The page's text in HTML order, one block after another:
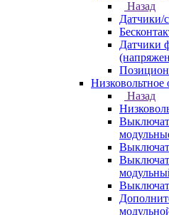
Назад
Датчики/
Датчики
Низковольтное
Назад